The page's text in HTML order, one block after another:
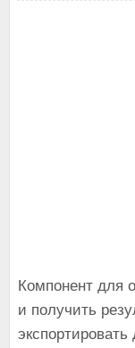
Компонент для
и получить